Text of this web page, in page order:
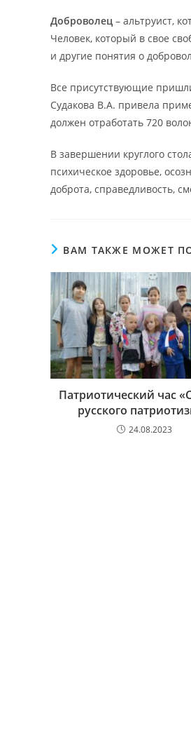
Доброволец – альтруист,
Человек, который в свое
и другие понятия о
Все присутствующие
Судакова В.А. привела
должен отработать 720
В завершении круглого
психическое здоровье,
доброта, справедливость,
ВАМ ТАКЖЕ МОЖЕТ
Патриотический час
русского
24.08.2023